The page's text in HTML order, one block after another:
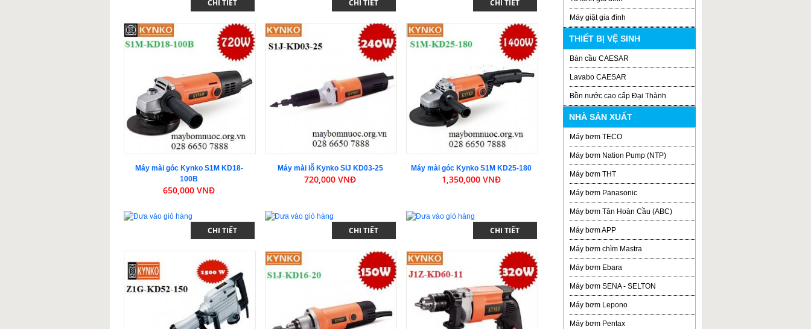
CHI TIẾT CHI TIẾT CHI TIẾT
Máy mài góc Kynko S1M KD18-
100B
650,000 VNĐ
CHI TIẾT
Máy mài lỗ Kynko SIJ KD03-25
720,000 VNĐ
CHI TIẾT
Máy mài góc Kynko S1M KD25-180
1,350,000 VNĐ
CHI TIẾT
Máy giặt gia đình
THIẾT BỊ VỆ SINH
Bàn cầu CAESAR
Lavabo CAESAR
Bồn nước cao cấp Đại Thành
NHÀ SẢN XUẤT
Máy bơm TECO
Máy bơm Nation Pump (NTP)
Máy bơm THT
Máy bơm Panasonic
Máy bơm Tân Hoàn Cầu (ABC)
Máy bơm APP
Máy bơm chìm Mastra
Máy bơm Ebara
Máy bơm SENA - SELTON
Máy bơm Lepono
Máy bơm Pentax